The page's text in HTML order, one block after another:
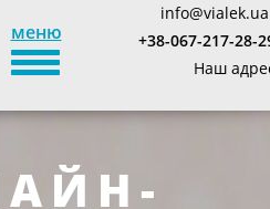
меню
TOGGLE_NAVIGATION
info@vialek.ua
+38-067-217-28-
Наш